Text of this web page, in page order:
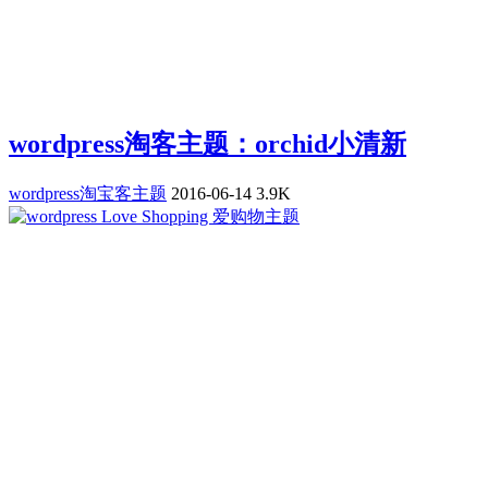
wordpress淘客主题：orchid小清新
wordpress淘宝客主题 2016-06-14 3.9K